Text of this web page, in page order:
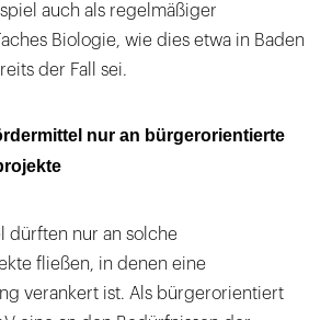
auch als regelmäßiger
Biologie, wie dies etwa in Baden
der Fall sei.
nur an bürgerorientierte
dürften nur an solche
fließen, in denen eine
verankert ist. Als bürgerorientiert